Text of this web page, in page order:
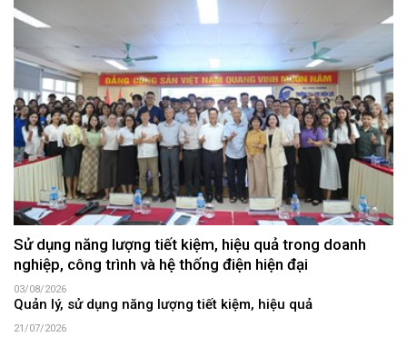
Sử dụng năng lượng tiết kiệm, hiệu quả trong doanh
nghiệp, công trình và hệ thống điện hiện đại
03/08/2026
Quản lý, sử dụng năng lượng tiết kiệm, hiệu quả
21/07/2026